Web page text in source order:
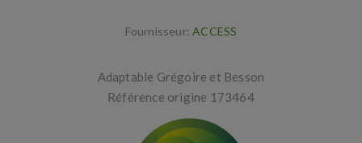
Fournisseur: ACCESS
Adaptable Grégoire et Besson
Référence origine 173464